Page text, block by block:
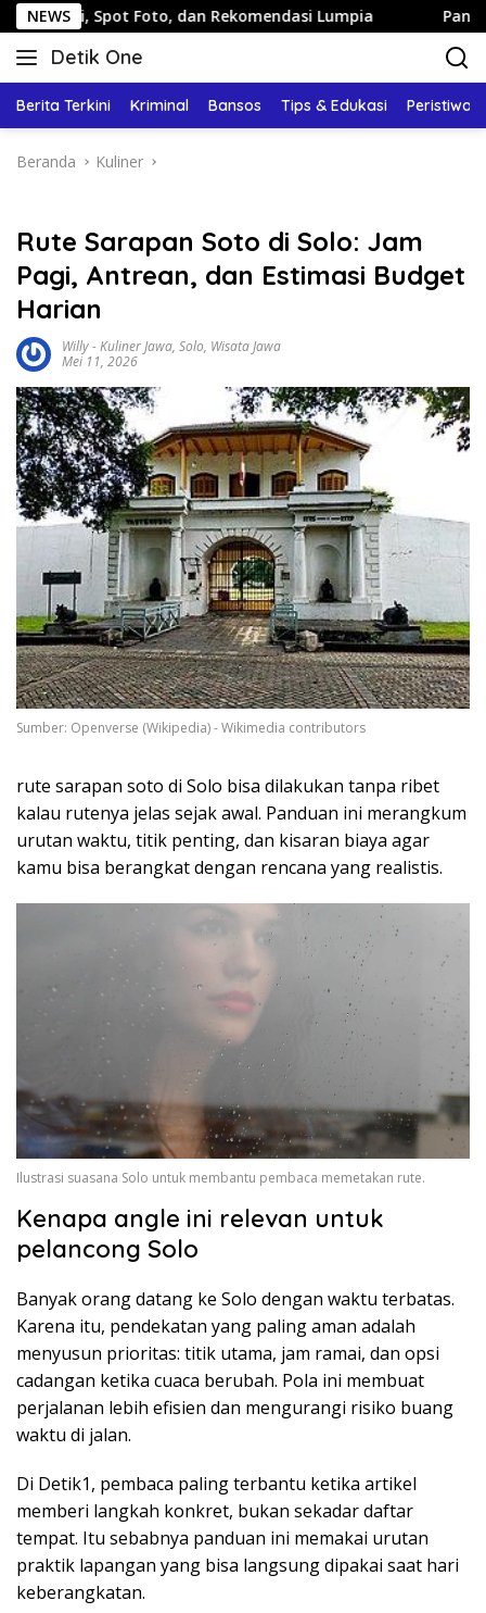
Langsung
ke
konten
NEWS
dan Rekomendasi Lumpia Panduan Wisata
Detik One
Tajam
Fakta
Berita Terkini Kriminal Bansos Tips & Edukasi Peristiwa
Beranda Kuliner
Rute Sarapan Soto di Solo: Jam
Pagi, Antrean, dan Estimasi Budget
Harian
Willy-Kuliner Jawa, Solo, Wisata Jawa
Mei 11, 2026
Sumber: Openverse (Wikipedia) - Wikimedia contributors
rute sarapan soto di Solo bisa dilakukan tanpa ribet
kalau rutenya jelas sejak awal. Panduan ini merangkum
urutan waktu, titik penting, dan kisaran biaya agar
kamu bisa berangkat dengan rencana yang realistis.
Ilustrasi suasana Solo untuk membantu pembaca memetakan rute.
Kenapa angle ini relevan untuk
pelancong Solo
Banyak orang datang ke Solo dengan waktu terbatas.
Karena itu, pendekatan yang paling aman adalah
menyusun prioritas: titik utama, jam ramai, dan opsi
cadangan ketika cuaca berubah. Pola ini membuat
perjalanan lebih efisien dan mengurangi risiko buang
waktu di jalan.
Di Detik1, pembaca paling terbantu ketika artikel
memberi langkah konkret, bukan sekadar daftar
tempat. Itu sebabnya panduan ini memakai urutan
praktik lapangan yang bisa langsung dipakai saat hari
keberangkatan.